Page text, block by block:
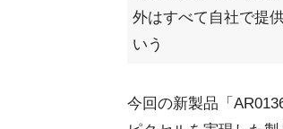
外はすべて自社で提
いう
今回の新製品「